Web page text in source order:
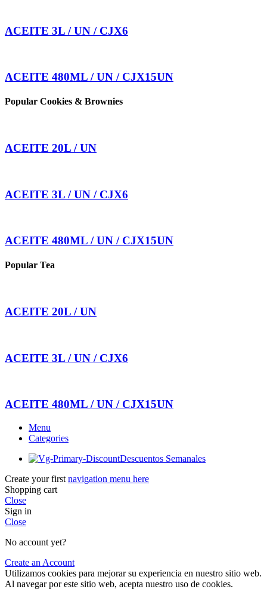
ACEITE 3L / UN / CJX6
ACEITE 480ML / UN / CJX15UN
Popular Cookies & Brownies
ACEITE 20L / UN
ACEITE 3L / UN / CJX6
ACEITE 480ML / UN / CJX15UN
Popular Tea
ACEITE 20L / UN
ACEITE 3L / UN / CJX6
ACEITE 480ML / UN / CJX15UN
Menu
Categories
Descuentos Semanales
Create your first navigation menu here
Shopping cart
Close
Sign in
Close
No account yet?
Create an Account
Utilizamos cookies para mejorar su experiencia en nuestro sitio web.
Al navegar por este sitio web, acepta nuestro uso de cookies.